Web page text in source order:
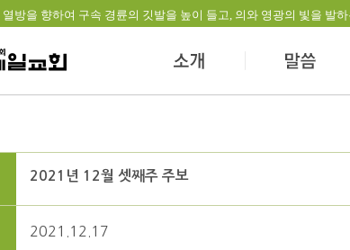
열방을 향하여 구속 경륜의 깃발을 높이 들고, 의와 영광의 빛을 발
2021년 12월 셋째주 주보
2021.12.17